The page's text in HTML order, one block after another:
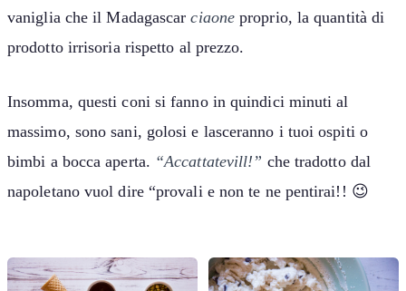
vaniglia che il Madagascarciaoneproprio, la quantità di
prodotto irrisoria rispetto al prezzo.
Insomma, questi coni si fanno in quindici minuti al
massimo, sono sani, golosi e lasceranno i tuoi ospiti o
bimbi a bocca aperta. “Accattatevill!” che tradotto dal
napoletano vuol dire “provali e non te ne pentirai!! 😉